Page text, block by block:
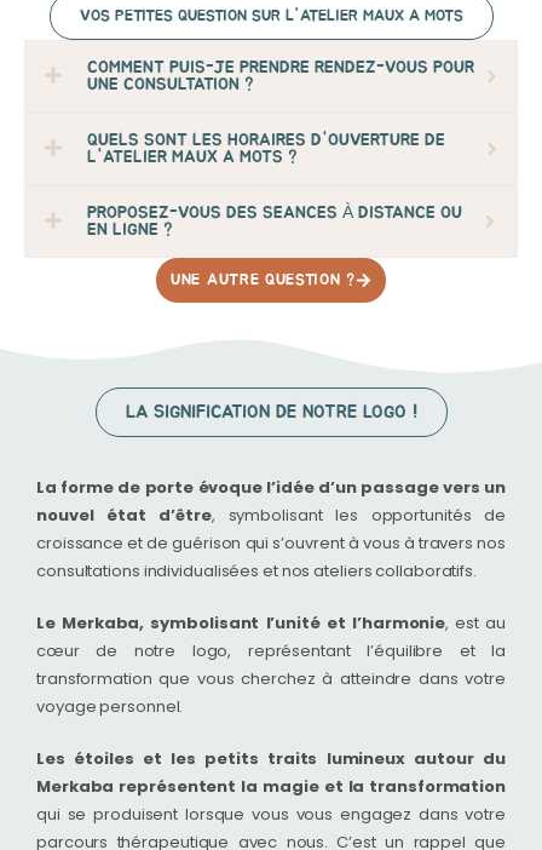
VOS PETITES QUESTION SUR L'ATELIER MAUX A MOTS
COMMENT PUIS-JE PRENDRE RENDEZ-VOUS POUR
UNE CONSULTATION ?
QUELS SONT LES HORAIRES D'OUVERTURE DE
L'ATELIER MAUX A MOTS ?
PROPOSEZ-VOUS DES SEANCES À DISTANCE OU
EN LIGNE ?
UNE AUTRE QUESTION ?
LA SIGNIFICATION DE NOTRE LOGO !
La forme de porte évoque l’idée d’un passage vers un
nouvel état d’être, symbolisant les opportunités de
croissance et de guérison qui s’ouvrent à vous à travers nos
consultations individualisées et nos ateliers collaboratifs.
Le Merkaba, symbolisant l’unité et l’harmonie, est au
cœur de notre logo, représentant l’équilibre et la
transformation que vous cherchez à atteindre dans votre
voyage personnel.
Les étoiles et les petits traits lumineux autour du
Merkaba représentent la magie et la transformation
qui se produisent lorsque vous vous engagez dans votre
parcours thérapeutique avec nous. C’est un rappel que